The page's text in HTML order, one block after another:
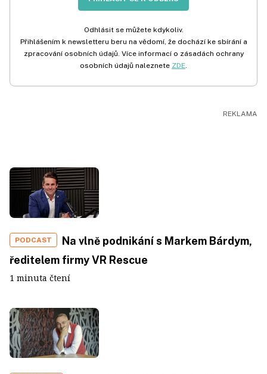
Odhlásit se můžete kdykoliv.
Přihlášením k newsletteru beru na vědomí, že dochází ke sbírání a
zpracování osobních údajů. Více informací o zásadách ochrany
osobních údajů naleznete ZDE.
PODCAST
Na vlně podnikání s Markem Bárdym,
ředitelem firmy VR Rescue
1 minuta čtení